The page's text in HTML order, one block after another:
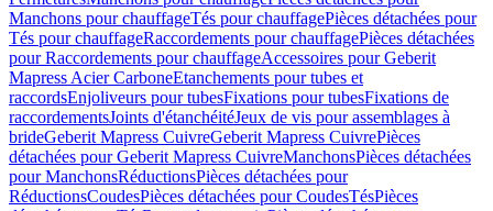
Manchons pour chauffageTés pour chauffagePièces détachées pour
Tés pour chauffageRaccordements pour chauffagePièces détachées
pour Raccordements pour chauffageAccessoires pour Geberit
Mapress Acier CarboneEtanchements pour tubes et
raccordsEnjoliveurs pour tubesFixations pour tubesFixations de
raccordementsJoints d'étanchéitéJeux de vis pour assemblages à
brideGeberit Mapress CuivreGeberit Mapress CuivrePièces
détachées pour Geberit Mapress CuivreManchonsPièces détachées
pour ManchonsRéductionsPièces détachées pour
RéductionsCoudesPièces détachées pour CoudesTésPièces